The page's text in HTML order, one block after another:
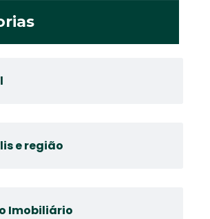
e região
Imobiliário